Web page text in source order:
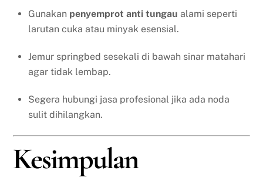
Gunakan penyemprot anti tungau alami seperti
larutan cuka atau minyak esensial.
Jemur springbed sesekali di bawah sinar matahari
agar tidak lembap.
Segera hubungi jasa profesional jika ada noda
sulit dihilangkan.
Kesimpulan